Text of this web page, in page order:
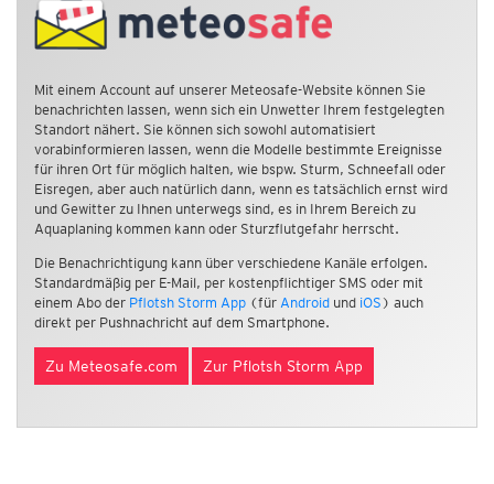
Mit einem Account auf unserer Meteosafe-Website können Sie
benachrichten lassen, wenn sich ein Unwetter Ihrem festgelegten
Standort nähert. Sie können sich sowohl automatisiert
vorabinformieren lassen, wenn die Modelle bestimmte Ereignisse
für ihren Ort für möglich halten, wie bspw. Sturm, Schneefall oder
Eisregen, aber auch natürlich dann, wenn es tatsächlich ernst wird
und Gewitter zu Ihnen unterwegs sind, es in Ihrem Bereich zu
Aquaplaning kommen kann oder Sturzflutgefahr herrscht.
Die Benachrichtigung kann über verschiedene Kanäle erfolgen.
Standardmäßig per E-Mail, per kostenpflichtiger SMS oder mit
einem Abo der Pflotsh Storm App (für Android und iOS ) auch
direkt per Pushnachricht auf dem Smartphone.
Zu Meteosafe.com Zur Pflotsh Storm App